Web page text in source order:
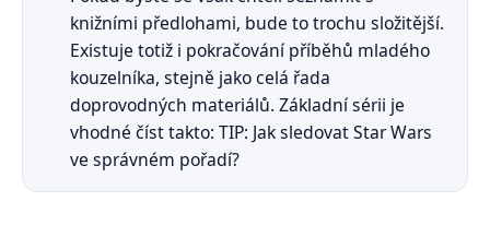
knižními předlohami, bude to trochu složitější.
Existuje totiž i pokračování příběhů mladého
kouzelníka, stejně jako celá řada
doprovodných materiálů. Základní sérii je
vhodné číst takto: TIP: Jak sledovat Star Wars
ve správném pořadí?